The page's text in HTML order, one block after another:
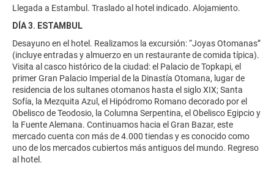
Llegada a Estambul. Traslado al hotel indicado. Alojamiento.
DÍA 3. ESTAMBUL
Desayuno en el hotel. Realizamos la excursión: “Joyas Otomanas”
(incluye entradas y almuerzo en un restaurante de comida típica).
Visita al casco histórico de la ciudad: el Palacio de Topkapi, el
primer Gran Palacio Imperial de la Dinastía Otomana, lugar de
residencia de los sultanes otomanos hasta el siglo XIX; Santa
Sofía, la Mezquita Azul, el Hipódromo Romano decorado por el
Obelisco de Teodosio, la Columna Serpentina, el Obelisco Egipcio y
la Fuente Alemana. Continuamos hacia el Gran Bazar, este
mercado cuenta con más de 4.000 tiendas y es conocido como
uno de los mercados cubiertos más antiguos del mundo. Regreso
al hotel.